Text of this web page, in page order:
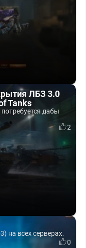
ЛБЗ 3.0
Tanks
дабы
2
на всех серверах.
0